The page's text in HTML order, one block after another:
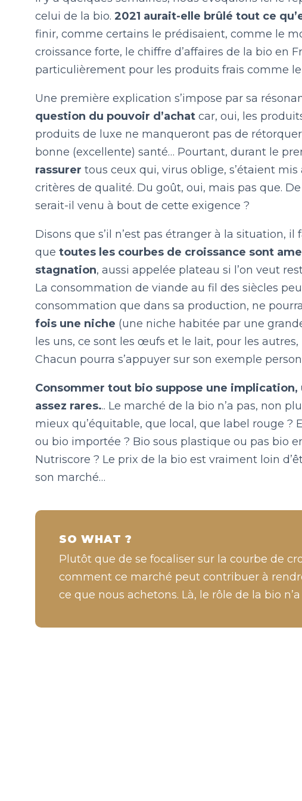
LE BILLET DU
CONTACT
celui de la bio. 2021 aurait-elle brûlé tout ce
finir, comme certains le prédisaient, comme le
croissance forte, le chiffre d’affaires de la bio en
particulièrement pour les produits frais comme
Une première explication s’impose par sa
question du pouvoir d’achat car, oui, les
produits de luxe ne manqueront pas de
bonne (excellente) santé… Pourtant, durant le
rassurer tous ceux qui, virus oblige, s’étaient
critères de qualité. Du goût, oui, mais pas que.
serait-il venu à bout de cette exigence ?
Disons que s’il n’est pas étranger à la
que toutes les courbes de croissance sont
stagnation, aussi appelée plateau si l’on veut
La consommation de viande au fil des siècles
consommation que dans sa production, ne
fois une niche (une niche habitée par une
les uns, ce sont les œufs et le lait, pour les
Chacun pourra s’appuyer sur son exemple
Consommer tout bio suppose une
assez rares... Le marché de la bio n’a pas, non
mieux qu’équitable, que local, que label rouge
ou bio importée ? Bio sous plastique ou pas bio
Nutriscore ? Le prix de la bio est vraiment loin
son marché…
SO WHAT ?
Plutôt que de se focaliser sur la courbe de
comment ce marché peut contribuer à
ce que nous achetons. Là, le rôle de la bio